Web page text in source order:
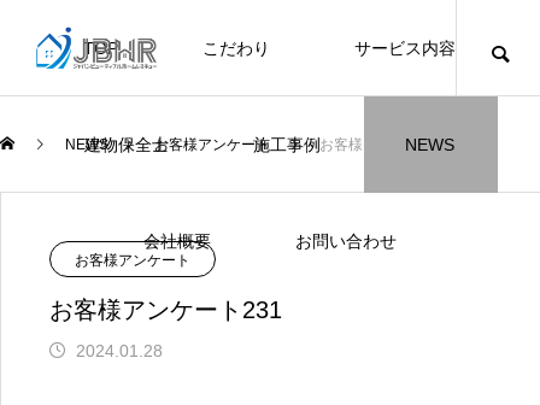
TOP こだわり サービス内容
建物保全士 施工事例 NEWS
会社概要 お問い合わせ
ニュース ブログ
NEW
NEWS お客様アンケート お客様アンケート231
お客様アンケート
お客様アンケート231
2024.01.28